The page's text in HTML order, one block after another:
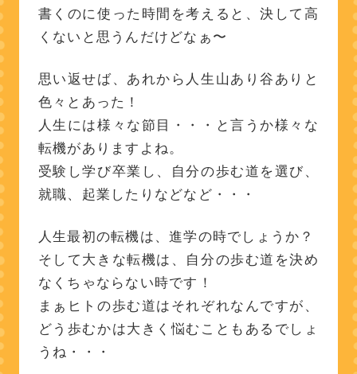
書くのに使った時間を考えると、決して高
くないと思うんだけどなぁ〜
思い返せば、あれから人生山あり谷ありと
色々とあった！
人生には様々な節目・・・と言うか様々な
転機がありますよね。
受験し学び卒業し、自分の歩む道を選び、
就職、起業したりなどなど・・・
人生最初の転機は、進学の時でしょうか？
そして大きな転機は、自分の歩む道を決め
なくちゃならない時です！
まぁヒトの歩む道はそれぞれなんですが、
どう歩むかは大きく悩むこともあるでしょ
うね・・・